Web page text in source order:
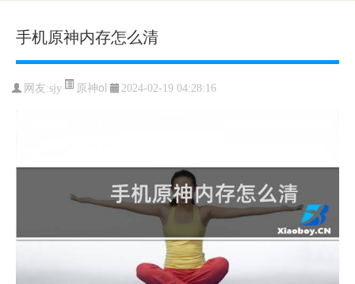
手机原神内存怎么清
网友:sjy 原神ol 2024-02-19 04:28:16